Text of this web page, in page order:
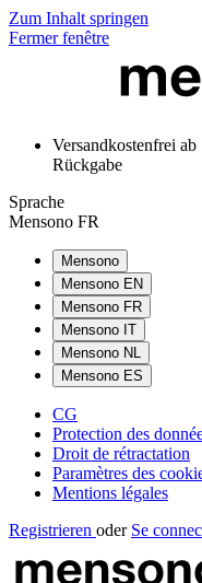
Zum Inhalt springen
Fermer fenêtre
Versandkostenfrei
Rückgabe
Sprache
Mensono FR
Mensono
Mensono EN
Mensono FR
Mensono IT
Mensono NL
Mensono ES
CG
Protection des
Droit de rétractation
Paramètres des
Mentions légales
Registrieren oder Se